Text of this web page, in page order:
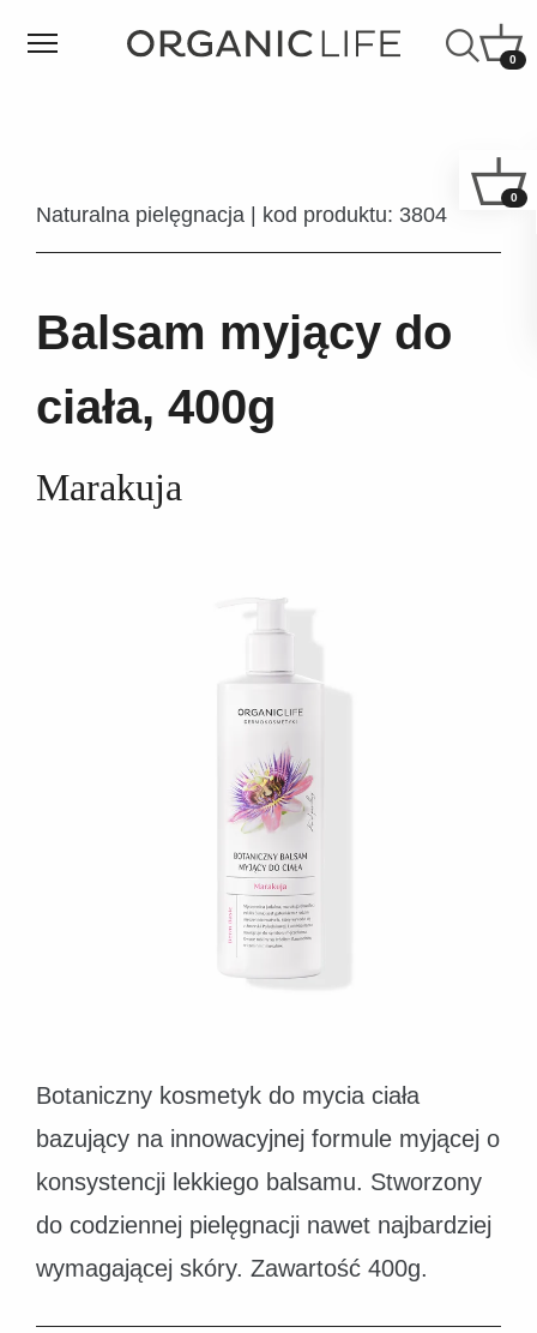
0
0
Naturalna pielęgnacja | kod produktu: 3804
Balsam myjący do
ciała, 400g
Marakuja
Botaniczny kosmetyk do mycia ciała
bazujący na innowacyjnej formule myjącej o
konsystencji lekkiego balsamu. Stworzony
do codziennej pielęgnacji nawet najbardziej
wymagającej skóry. Zawartość 400g.